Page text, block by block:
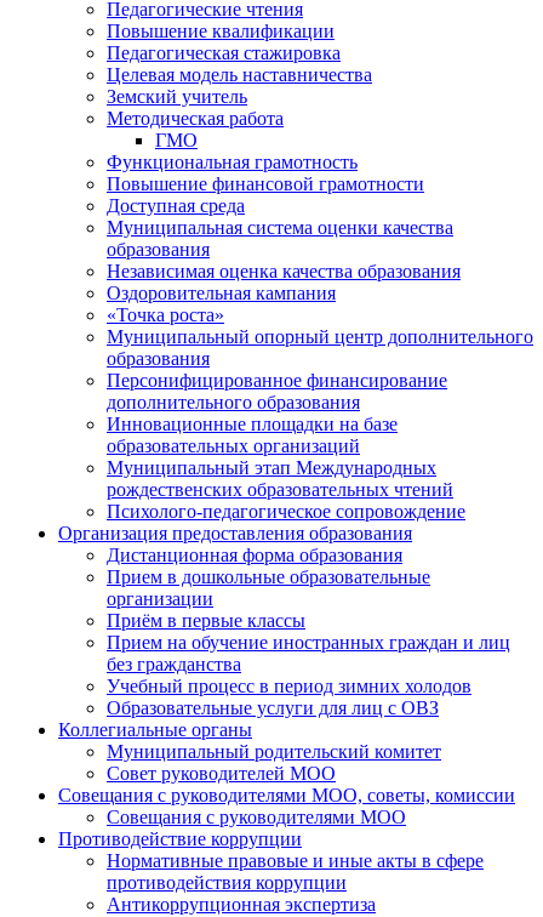
Педагогические чтения
Повышение квалификации
Педагогическая стажировка
Целевая модель наставничества
Земский учитель
Методическая работа
ГМО
Функциональная грамотность
Повышение финансовой грамотности
Доступная среда
Муниципальная система оценки качества
образования
Независимая оценка качества образования
Оздоровительная кампания
«Точка роста»
Муниципальный опорный центр дополнительного
образования
Персонифицированное финансирование
дополнительного образования
Инновационные площадки на базе
образовательных организаций
Муниципальный этап Международных
рождественских образовательных чтений
Психолого-педагогическое сопровождение
Организация предоставления образования
Дистанционная форма образования
Прием в дошкольные образовательные
организации
Приём в первые классы
Прием на обучение иностранных граждан и лиц
без гражданства
Учебный процесс в период зимних холодов
Образовательные услуги для лиц с ОВЗ
Коллегиальные органы
Муниципальный родительский комитет
Совет руководителей МОО
Совещания с руководителями МОО, советы, комиссии
Совещания с руководителями МОО
Противодействие коррупции
Нормативные правовые и иные акты в сфере
противодействия коррупции
Антикоррупционная экспертиза